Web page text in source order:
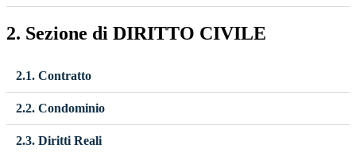
2. Sezione di DIRITTO CIVILE
2.1. Contratto
2.2. Condominio
2.3. Diritti Reali